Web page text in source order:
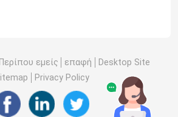
ρουλεμάν
αποσβεστικά
Περίπου εμείς επαφή
Desktop Site
Privacy Policy